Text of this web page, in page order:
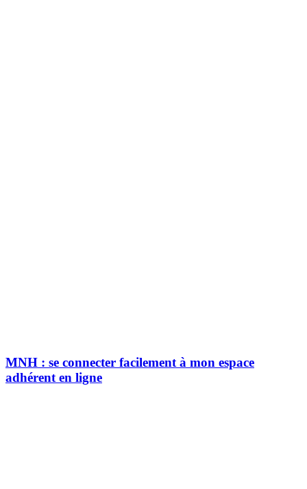
MNH : se connecter facilement à mon espace
adhérent en ligne